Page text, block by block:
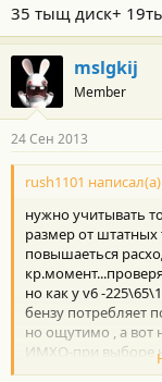
35 тыщ диск+
mslgkij
Member
24 Сен 2013
rush1101
нужно учитывать
размер от штатных
повышаеться
но как у v6 -
бензу потребляет
но ощутимо , а вот
ИМХО-при выборе
калькулятором